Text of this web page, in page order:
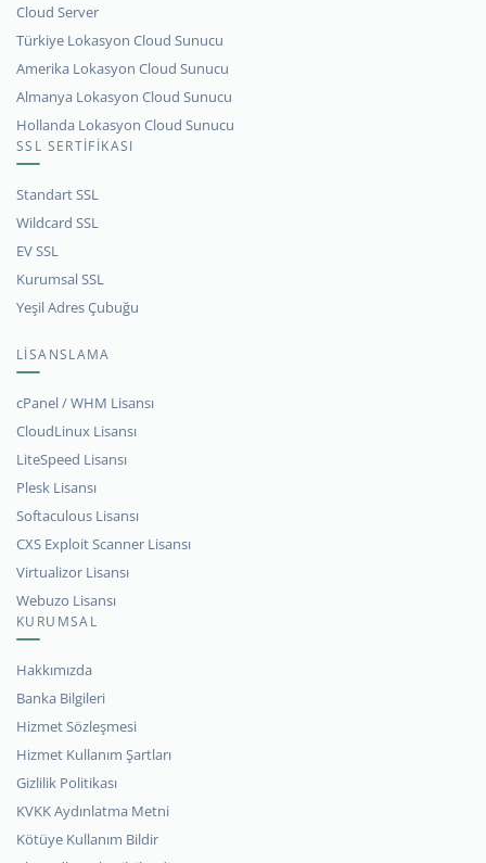
Cloud Server
Türkiye Lokasyon Cloud Sunucu
Amerika Lokasyon Cloud Sunucu
Almanya Lokasyon Cloud Sunucu
Hollanda Lokasyon Cloud Sunucu
SSL SERTİFİKASI
Standart SSL
Wildcard SSL
EV SSL
Kurumsal SSL
Yeşil Adres Çubuğu
LİSANSLAMA
cPanel / WHM Lisansı
CloudLinux Lisansı
LiteSpeed Lisansı
Plesk Lisansı
Softaculous Lisansı
CXS Exploit Scanner Lisansı
Virtualizor Lisansı
Webuzo Lisansı
KURUMSAL
Hakkımızda
Banka Bilgileri
Hizmet Sözleşmesi
Hizmet Kullanım Şartları
Gizlilik Politikası
KVKK Aydınlatma Metni
Kötüye Kullanım Bildir